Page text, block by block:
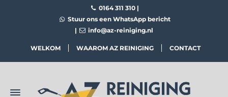
0164 311 310 |
Stuur ons een WhatsApp bericht
|
info@az-reiniging.nl
WELKOM WAAROM AZ REINIGING CONTACT